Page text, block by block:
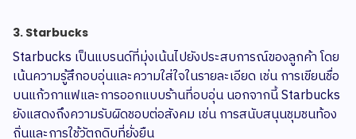
3. Starbucks
Starbucks เป็นแบรนด์ที่มุ่งเน้นไปยังประสบการณ์ของลูกค้า โดย
เน้นความรู้สึกอบอุ่นและความใส่ใจในรายละเอียด เช่น การเขียนชื่อ
บนแก้วกาแฟและการออกแบบร้านที่อบอุ่น นอกจากนี้ Starbucks
ยังแสดงถึงความรับผิดชอบต่อสังคม เช่น การสนับสนุนชุมชนท้อง
ถิ่นและการใช้วัตถุดิบที่ยั่งยืน